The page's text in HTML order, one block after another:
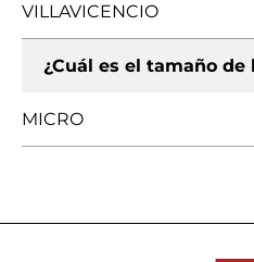
VILLAVICENCIO
¿Cuál es el tamaño de
MICRO